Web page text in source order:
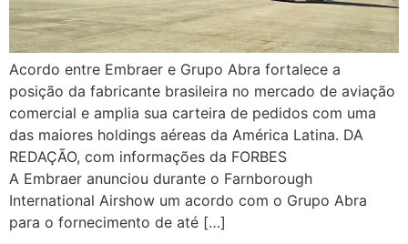
Acordo entre Embraer e Grupo Abra fortalece a
posição da fabricante brasileira no mercado de aviação
comercial e amplia sua carteira de pedidos com uma
das maiores holdings aéreas da América Latina. DA
REDAÇÃO, com informações da FORBES
A Embraer anunciou durante o Farnborough
International Airshow um acordo com o Grupo Abra
para o fornecimento de até […]